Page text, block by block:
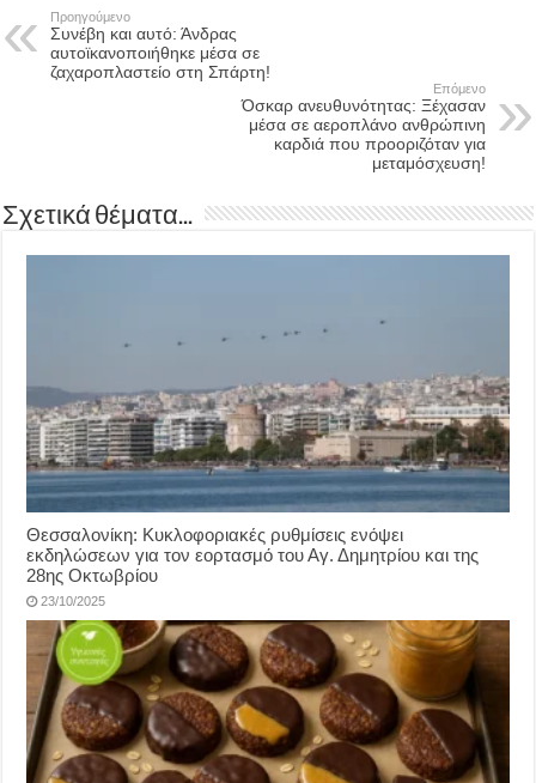
Προηγούμενο
Συνέβη και αυτό: Άνδρας
αυτοϊκανοποιήθηκε μέσα σε
ζαχαροπλαστείο στη Σπάρτη!
Επόμενο
Όσκαρ ανευθυνότητας: Ξέχασαν
μέσα σε αεροπλάνο ανθρώπινη
καρδιά που προοριζόταν για
μεταμόσχευση!
Σχετικά θέματα...
Θεσσαλονίκη: Κυκλοφοριακές ρυθμίσεις ενόψει
εκδηλώσεων για τον εορτασμό του Αγ. Δημητρίου και της
28ης Οκτωβρίου
23/10/2025